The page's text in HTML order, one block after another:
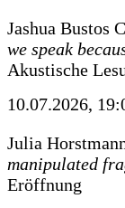
Jashua Bustos
we speak
Akustische
10.07.2026,
Julia
manipulated
Eröffnung